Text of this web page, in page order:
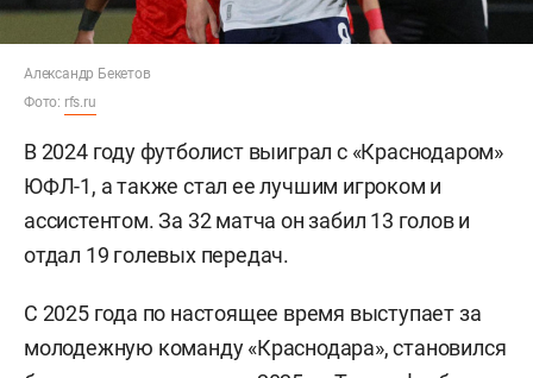
Александр Бекетов
Фото: rfs.ru
В 2024 году футболист выиграл с «Краснодаром»
ЮФЛ-1, а также стал ее лучшим игроком и
ассистентом. За 32 матча он забил 13 голов и
отдал 19 голевых передач.
С 2025 года по настоящее время выступает за
молодежную команду «Краснодара», становился